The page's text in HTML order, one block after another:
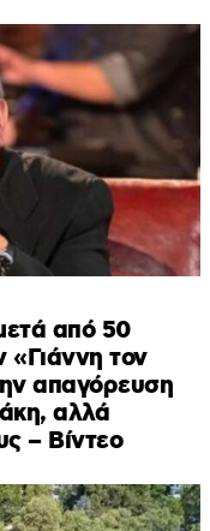
από 50
«Γιάννη τον
απαγόρευση
αλλά
– Βίντεο